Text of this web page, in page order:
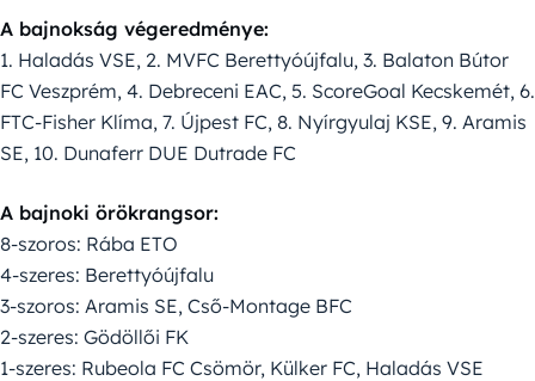
A bajnokság végeredménye:
1. Haladás VSE, 2. MVFC Berettyóújfalu, 3. Balaton Bútor
FC Veszprém, 4. Debreceni EAC, 5. ScoreGoal Kecskemét, 6.
FTC-Fisher Klíma, 7. Újpest FC, 8. Nyírgyulaj KSE, 9. Aramis
SE, 10. Dunaferr DUE Dutrade FC
A bajnoki örökrangsor:
8-szoros: Rába ETO
4-szeres: Berettyóújfalu
3-szoros: Aramis SE, Cső-Montage BFC
2-szeres: Gödöllői FK
1-szeres: Rubeola FC Csömör, Külker FC, Haladás VSE